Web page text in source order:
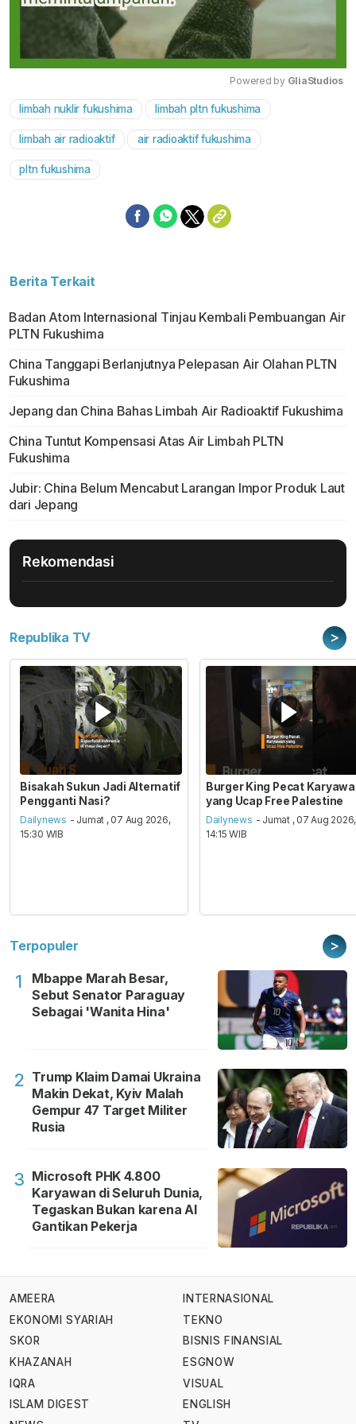
Powered by GliaStudios
limbah nuklir fukushima limbah pltn fukushima
limbah air radioaktif air radioaktif fukushima
pltn fukushima
Berita Terkait
Badan Atom Internasional Tinjau Kembali Pembuangan Air
PLTN Fukushima
China Tanggapi Berlanjutnya Pelepasan Air Olahan PLTN
Fukushima
Jepang dan China Bahas Limbah Air Radioaktif Fukushima
China Tuntut Kompensasi Atas Air Limbah PLTN
Fukushima
Jubir: China Belum Mencabut Larangan Impor Produk Laut
dari Jepang
Rekomendasi
Republika TV >
Bisakah Sukun Jadi Alternatif
Pengganti Nasi?
Dailynews - Jumat , 07 Aug 2026,
15:30 WIB
Burger King Pecat
yang Ucap Free Palestine
Dailynews - Jumat , 07 Aug 2026,
14:15 WIB
Terpopuler >
1
Mbappe Marah Besar,
Sebut Senator Paraguay
Sebagai 'Wanita Hina'
2 Trump Klaim Damai Ukraina
Makin Dekat, Kyiv Malah
Gempur 47 Target Militer
Rusia
3 Microsoft PHK 4.800
Karyawan di Seluruh Dunia,
Tegaskan Bukan karena AI
Gantikan Pekerja
AMEERA
EKONOMI SYARIAH
SKOR
KHAZANAH
IQRA
ISLAM DIGEST
INTERNASIONAL
TEKNO
BISNIS FINANSIAL
ESGNOW
VISUAL
ENGLISH